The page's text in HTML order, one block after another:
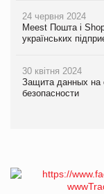
24 червня 2024
Meest Пошта і
українських
30 квітня 2024
Защита данных
безопасности